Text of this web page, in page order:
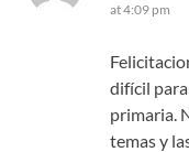
at 4:09 pm
difícil
primaria.
temas y